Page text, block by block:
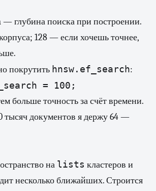
— глубина поиска при построении.
128 — если хочешь точнее,
покрутить hnsw.ef_search:
= 100;
больше точность за счёт времени.
тысяч документов я держу 64 —
на lists кластеров и
несколько ближайших. Строится